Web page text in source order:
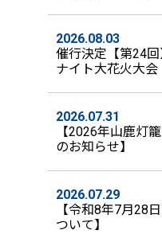
催行決定【第24
ナイト大花火大会
2026.08.03
【2026年山鹿灯
のお知らせ】
2026.07.31
【令和8年7月28
ついて】
2026.07.29